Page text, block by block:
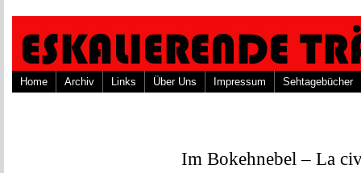
Home Archiv Links Über Uns Impressum Sehtagebücher
Im Bokehnebel – La